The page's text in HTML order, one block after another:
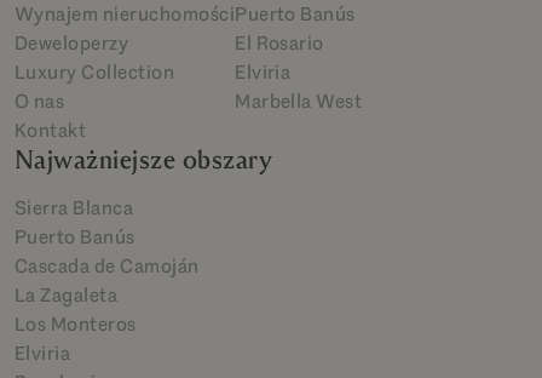
Wynajem nieruchomości
Deweloperzy
Luxury Collection
O nas
Kontakt
Puerto Banús
El Rosario
Elviria
Marbella West
Najważniejsze obszary
Sierra Blanca
Puerto Banús
Cascada de Camoján
La Zagaleta
Los Monteros
Elviria